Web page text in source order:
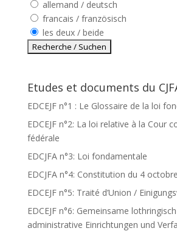
allemand / deutsch
francais / französisch
les deux / beide
Etudes et documents du
EDCEJF n°1 : Le Glossaire de la loi
EDCEJF n°2: La loi relative à la Cour
fédérale
EDCJFA n°3: Loi fondamentale
EDCJFA n°4: Constitution du 4
EDCEJF n°5: Traité d’Union /
EDCEJF n°6: Gemeinsame
administrative Einrichtungen und